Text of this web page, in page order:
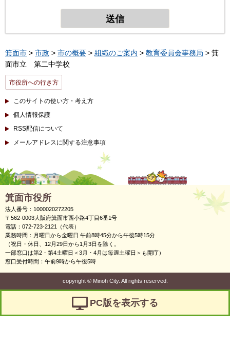
箕面市 > 市政 > 市の概要 > 組織のご案内 > 教育委員会事務局 > 箕
面市立 第二中学校
市役所への行き方
このサイトの使い方・考え方
個人情報保護
RSS配信について
メールアドレスに関する注意事項
箕面市役所
法人番号：1000020272205
〒562-0003大阪府箕面市西小路4丁目6番1号
電話：072-723-2121（代表）
業務時間：月曜日から金曜日 午前8時45分から午後5時15分
（祝日・休日、12月29日から1月3日を除く。
一部窓口は第2・第4土曜日＜3月・4月は毎週土曜日＞も開庁）
窓口受付時間：午前9時から午後5時
copyright ©Minoh City. All rights reserved.
PC版を表示する